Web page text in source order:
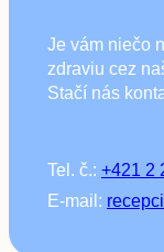
Je vám niečo
zdraviu cez
Stačí nás
Tel. č.: +421 2
E-mail: